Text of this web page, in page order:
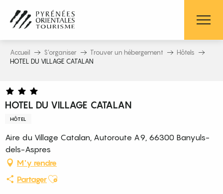
contenu
principal
Accueil S’organiser Trouver un hébergement
Hôtels
HOTEL DU VILLAGE CATALAN
HOTEL DU VILLAGE CATALAN
HÔTEL
Aire du Village Catalan, Autoroute A9, 66300 Banyuls-
dels-Aspres
M'y rendre
PartagerAjouter aux favoris